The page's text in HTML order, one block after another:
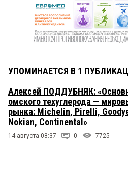
УПОМИНАЕТСЯ В 1
Алексей ПОДДУБНЯК:
омского техуглерода —
рынка: Michelin, Pirelli,
Nokian, Сontinental»
14 августа 08:37 0 7725